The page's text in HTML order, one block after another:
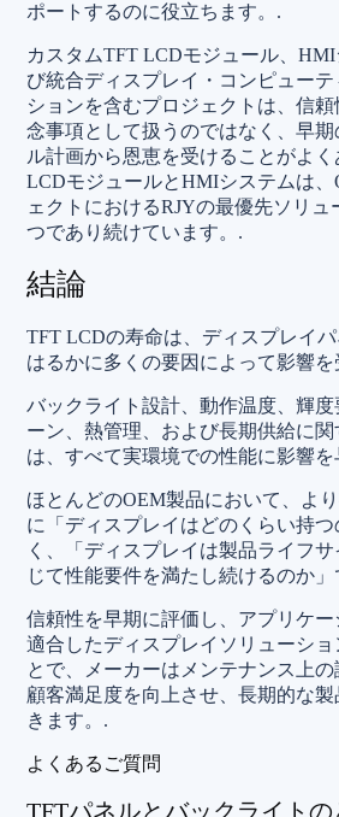
ポートするのに役立ちます。.
カスタムTFT LCDモジュール、
び統合ディスプレイ・コンピュー
ションを含むプロジェクトは、信
念事項として扱うのではなく、早期
ル計画から恩恵を受けることがよ
LCDモジュールとHMIシステムは、
ェクトにおけるRJYの最優先ソリュ
つであり続けています。.
結論
TFT LCDの寿命は、ディスプレイ
はるかに多くの要因によって影響を
バックライト設計、動作温度、輝度
ーン、熱管理、および長期供給に
は、すべて実環境での性能に影響を
ほとんどのOEM製品において、よ
に「ディスプレイはどのくらい持
く、「ディスプレイは製品ライフ
じて性能要件を満たし続けるのか」
信頼性を早期に評価し、アプリケー
適合したディスプレイソリューショ
とで、メーカーはメンテナンス上の
顧客満足度を向上させ、長期的な
きます。.
よくあるご質問
TFTパネルとバックライト